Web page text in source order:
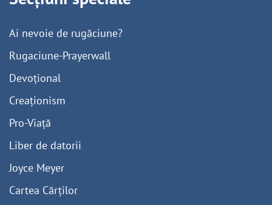
Ai nevoie de rugăciune?
Rugaciune-Prayerwall
Devoțional
Creaționism
Pro-Viață
Liber de datorii
Joyce Meyer
Cartea Cărților